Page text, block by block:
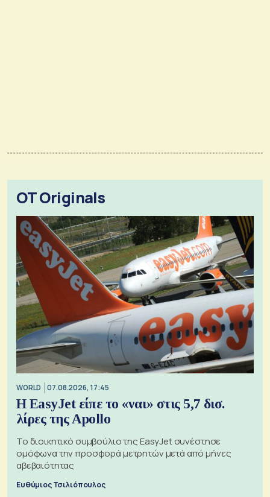
OT Originals
WORLD 07.08.2026, 17:45
Η EasyJet είπε το «ναι» στις 5,7 δισ.
λίρες της Apollo
Το διοικητικό συμβούλιο της EasyJet συνέστησε
ομόφωνα την προσφορά μετρητών μετά από μήνες
αβεβαιότητας
Ευθύμιος Τσιλιόπουλος